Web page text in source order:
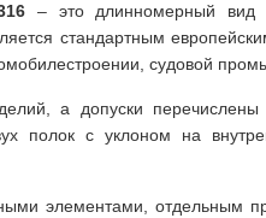
– это длинномерный вид
стандартным
судовой
а допуски
полок с уклоном на
элементами, отдельным